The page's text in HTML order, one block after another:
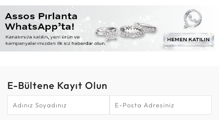
E-Bültene Kayıt Olun